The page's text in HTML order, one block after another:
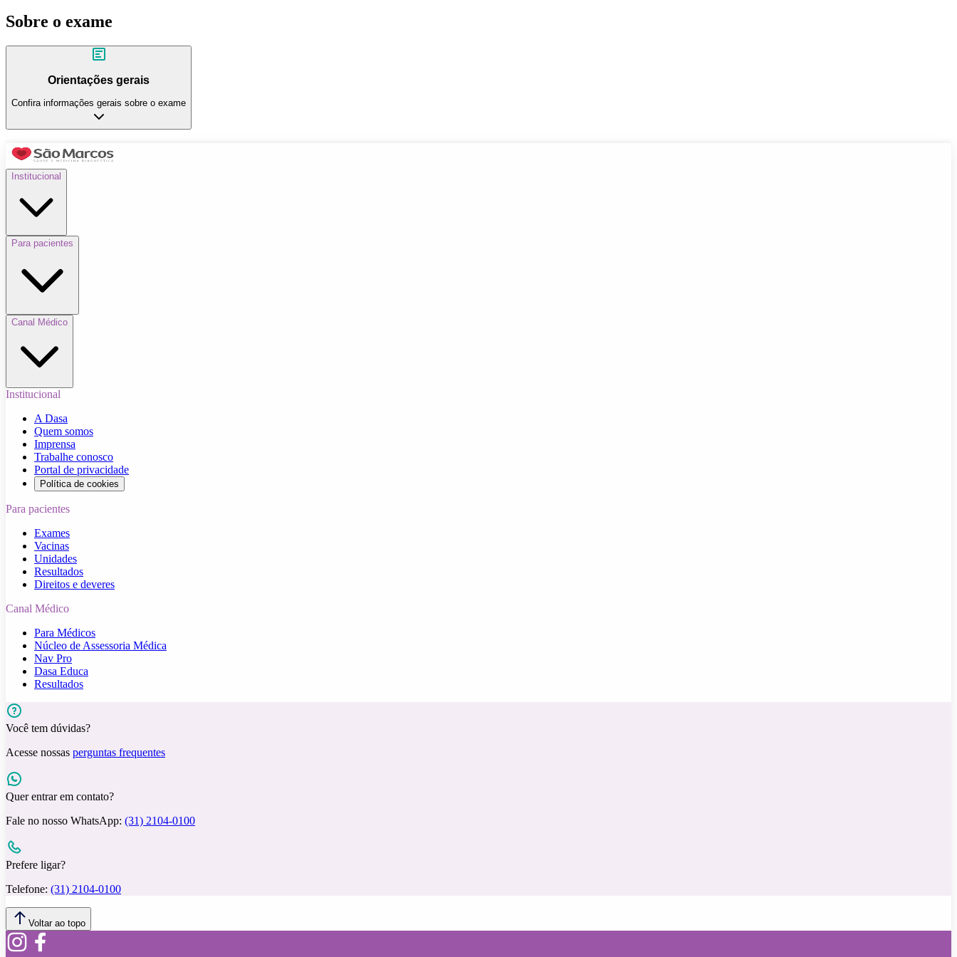
Sobre o exame
Orientações gerais
Confira informações gerais sobre o exame
Institucional
Para pacientes
Canal Médico
Institucional
A Dasa
Quem somos
Imprensa
Trabalhe conosco
Portal de privacidade
Política de cookies
Para pacientes
Exames
Vacinas
Unidades
Resultados
Direitos e deveres
Canal Médico
Para Médicos
Núcleo de Assessoria Médica
Nav Pro
Dasa Educa
Resultados
Você tem dúvidas?
Acesse nossas perguntas frequentes
Quer entrar em contato?
Fale no nosso WhatsApp: (31) 2104-0100
Prefere ligar?
Telefone: (31) 2104-0100
Voltar ao topo